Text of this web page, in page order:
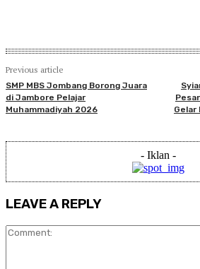
Previous article
SMP MBS Jombang Borong Juara
di Jambore Pelajar
Muhammadiyah 2026
Gelar
- Iklan -
LEAVE A REPLY